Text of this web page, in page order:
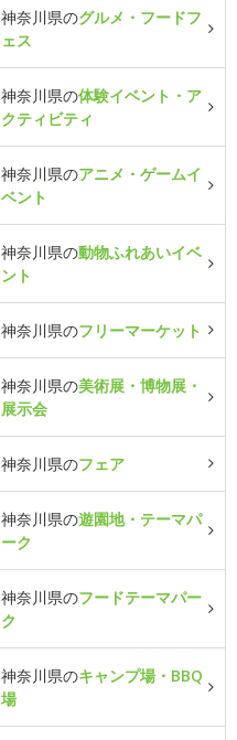
神奈川県のグルメ・フードフ
ェス
神奈川県の体験イベント・ア
クティビティ
神奈川県のアニメ・ゲームイ
ベント
神奈川県の動物ふれあいイベ
ント
神奈川県のフリーマーケット
神奈川県の美術展・博物展・
展示会
神奈川県のフェア
神奈川県の遊園地・テーマパ
ーク
神奈川県のフードテーマパー
ク
神奈川県のキャンプ場・BBQ
場